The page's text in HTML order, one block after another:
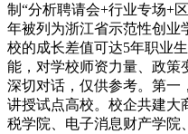
制“分析聘请会+行业专场+
年被列为浙江省示范性创业
校的成长差值可达5年职业
能，对学校师资力量、政策
深切对话，仅供参考。第一
讲授试点高校。校企共建大
税学院、电子消息财产学院